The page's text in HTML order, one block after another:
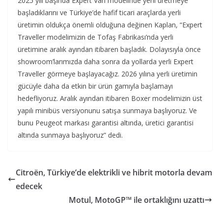
başladıklarını ve Türkiye’de hafif ticari araçlarda yerli
üretimin oldukça önemli olduğuna değinen Kaplan, “Expert
Traveller modelimizin de Tofaş Fabrikası’nda yerli
üretimine aralık ayından itibaren başladık. Dolayısıyla önce
showroom’larımızda daha sonra da yollarda yerli Expert
Traveller görmeye başlayacağız. 2026 yılına yerli üretimin
gücüyle daha da etkin bir ürün gamıyla başlamayı
hedefliyoruz. Aralık ayından itibaren Boxer modelimizin üst
yapılı minibüs versiyonunu satışa sunmaya başlıyoruz. Ve
bunu Peugeot markası garantisi altında, üretici garantisi
altında sunmaya başlıyoruz” dedi.
Citroën, Türkiye’de elektrikli ve hibrit motorla devam
edecek
Motul, MotoGP™ ile ortaklığını uzattı